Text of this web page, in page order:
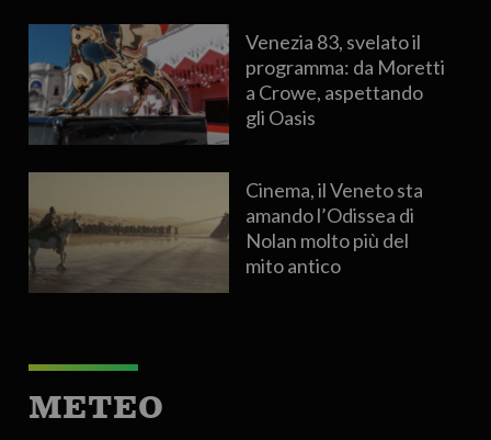
Venezia 83, svelato il
programma: da Moretti
a Crowe, aspettando
gli Oasis
Cinema, il Veneto sta
amando l’Odissea di
Nolan molto più del
mito antico
METEO